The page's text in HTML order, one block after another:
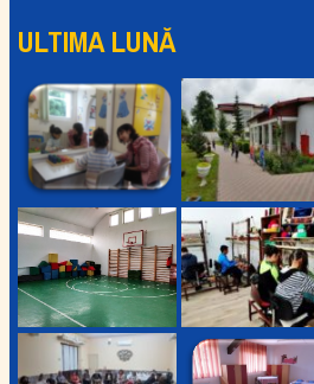
ULTIMA LUNĂ